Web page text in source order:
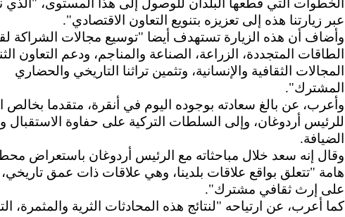
الخطوات التي قطعها البلدان للوصول إلى هذا المستوى،
عبر زيارتنا هذه إلى تعزيزه بتنويع التعاون الاقتصادي".
وأضاف أن هذه الزيارة تستهدف أيضا "توسيع مجالات الشراكة
الطاقات المتجددة، الزراعة، الصناعة والمناجم، ودعم التعاون
المجالات الثقافية والإنسانية، وتثمين تراثنا التاريخي والحضاري
المشترك".
وأعرب، عن بالغ سعادته بوجوده اليوم في أنقرة، متقدما بخالص
للرئيس أردوغان، وإلى السلطات التركية على حفاوة الاستقبال
الضيافة.
وقال إنه سعد خلال مباحثاته مع الرئيس أردوغان باستعراض
هامة "تتعلق بواقع علاقات بلدينا، وهي علاقات ذات عمق تاريخي،
على إرث ثقافي مشترك".
كما أعرب، عن ارتياحه "لنتائج هذه المحادثات الثرية والمثمرة،